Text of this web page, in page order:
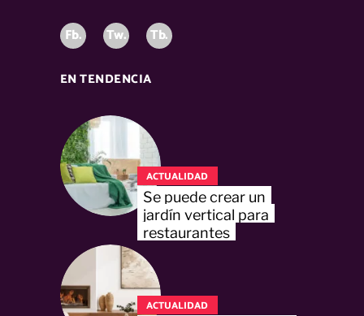
Fb. Tw. Tb.
EN TENDENCIA
ACTUALIDAD
Se puede crear un
jardín vertical para
restaurantes
ACTUALIDAD